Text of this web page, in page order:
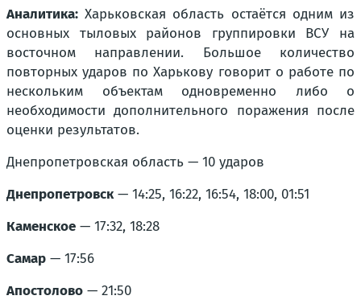
Аналитика: Харьковская область остаётся одним из
основных тыловых районов группировки ВСУ на
восточном направлении. Большое количество
повторных ударов по Харькову говорит о работе по
нескольким объектам одновременно либо о
необходимости дополнительного поражения после
оценки результатов.
Днепропетровская область — 10 ударов
Днепропетровск— 14:25, 16:22, 16:54, 18:00, 01:51
Каменское — 17:32, 18:28
Самар — 17:56
Апостолово — 21:50